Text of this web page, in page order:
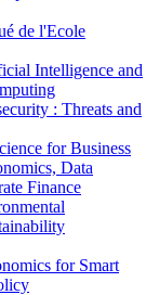
de l'Ecole
Intelligence and
: Threats and
for Business
Data
Finance
for Smart